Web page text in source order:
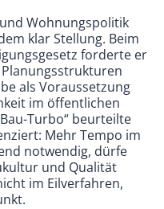
Wohnungspolitik
klar Stellung. Beim
forderte er
als Voraussetzung
im öffentlichen
Turbo“ beurteilte
Mehr Tempo im
notwendig, dürfe
und Qualität
im Eilverfahren,